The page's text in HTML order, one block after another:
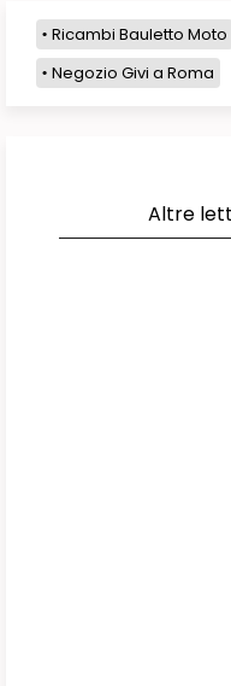
Ricambi Bauletto Moto
Negozio Givi a Roma
Altre